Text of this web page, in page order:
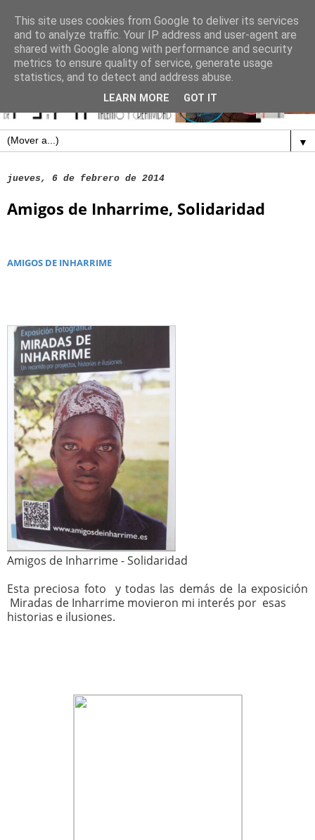
▼
jueves, 6 de febrero de 2014
Amigos de Inharrime, Solidaridad
AMIGOS DE INHARRIME
Amigos de Inharrime - Solidaridad
Esta preciosa foto y todas las demás de la exposición
Miradas de Inharrime movieron mi interés por esas
historias e ilusiones.
This site uses cookies from Google to deliver its services
and to analyze traffic. Your IP address and user-agent are
shared with Google along with performance and security
metrics to ensure quality of service, generate usage
statistics, and to detect and address abuse.
LEARN MORE GOT IT